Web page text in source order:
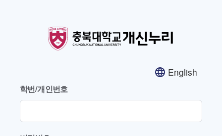
English
학번/개인번호